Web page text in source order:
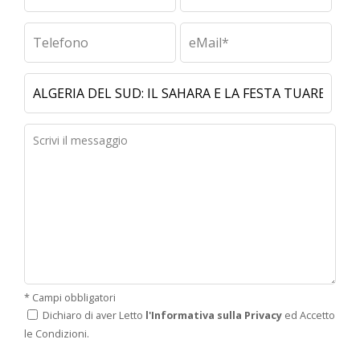
* Campi obbligatori
Dichiaro di aver Letto l'Informativa sulla Privacy ed Accetto
le Condizioni.